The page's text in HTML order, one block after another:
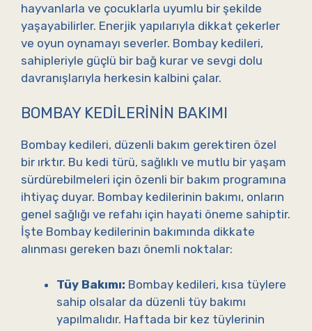
hayvanlarla ve çocuklarla uyumlu bir şekilde
yaşayabilirler. Enerjik yapılarıyla dikkat çekerler
ve oyun oynamayı severler. Bombay kedileri,
sahipleriyle güçlü bir bağ kurar ve sevgi dolu
davranışlarıyla herkesin kalbini çalar.
BOMBAY KEDILERININ BAKIMI
Bombay kedileri, düzenli bakım gerektiren özel
bir ırktır. Bu kedi türü, sağlıklı ve mutlu bir yaşam
sürdürebilmeleri için özenli bir bakım programına
ihtiyaç duyar. Bombay kedilerinin bakımı, onların
genel sağlığı ve refahı için hayati öneme sahiptir.
İşte Bombay kedilerinin bakımında dikkate
alınması gereken bazı önemli noktalar:
Tüy Bakımı: Bombay kedileri, kısa tüylere
sahip olsalar da düzenli tüy bakımı
yapılmalıdır. Haftada bir kez tüylerinin